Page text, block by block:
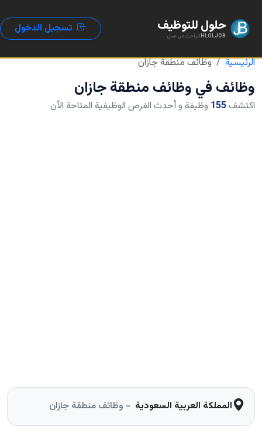
حلول للتوظيف
HLOLJOBللباحث عن عمل
تسجيل الدخول
الرئيسية وظائف منطقة جازان
وظائف فيوظائف منطقة جازان
اكتشف155وظيفة و أحدث الفرص الوظيفية المتاحة الآن
المملكة العربية السعودية - وظائف منطقة جازان